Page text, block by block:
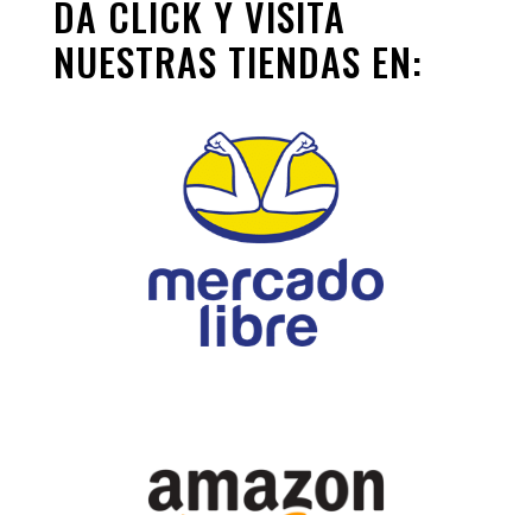
DA CLICK Y VISITA
NUESTRAS TIENDAS EN: